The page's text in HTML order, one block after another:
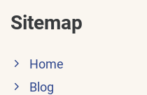
Sitemap
Home
Blog